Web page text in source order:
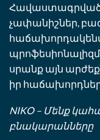
Հավաստագրված
չափանիշներ,
սրանք այն
իր
NIKO – Մենք
բնակարանները